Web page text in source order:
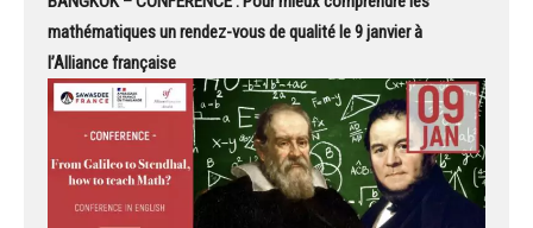
mathématiques un rendez-vous de qualité le 9 janvier à
l’Alliance française